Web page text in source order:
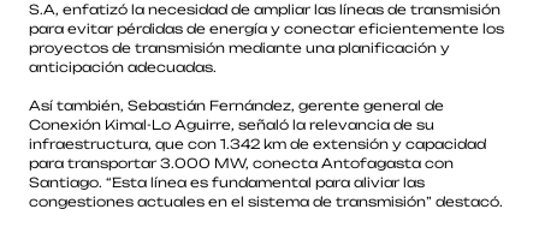
S.A, enfatizó la necesidad de ampliar las líneas de transmisión
para evitar pérdidas de energía y conectar eficientemente los
proyectos de transmisión mediante una planificación y
anticipación adecuadas.
Así también, Sebastián Fernández, gerente general de
Conexión Kimal-Lo Aguirre, señaló la relevancia de su
infraestructura, que con 1.342 km de extensión y capacidad
para transportar 3.000 MW, conecta Antofagasta con
Santiago. “Esta línea es fundamental para aliviar las
congestiones actuales en el sistema de transmisión” destacó.